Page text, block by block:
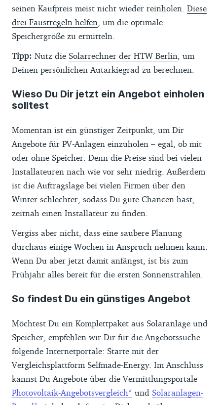
seinen Kaufpreis meist nicht wieder reinholen. Diese
drei Faustregeln helfen , um die optimale
Speichergröße zu ermitteln.
Tipp: Nutz die Solarrechner der HTW Berlin , um
Deinen persönlichen Autarkiegrad zu berechnen.
Wieso Du Dir jetzt ein Angebot einholen
solltest
Momentan ist ein günstiger Zeitpunkt, um Dir
Angebote für PV-Anlagen einzuholen – egal, ob mit
oder ohne Speicher. Denn die Preise sind bei vielen
Installateuren nach wie vor sehr niedrig. Außerdem
ist die Auftragslage bei vielen Firmen über den
Winter schlechter, sodass Du gute Chancen hast,
zeitnah einen Installateur zu finden.
Vergiss aber nicht, dass eine saubere Planung
durchaus einige Wochen in Anspruch nehmen kann.
Wenn Du aber jetzt damit anfängst, ist bis zum
Frühjahr alles bereit für die ersten Sonnenstrahlen.
So findest Du ein günstiges Angebot
Möchtest Du ein Komplettpaket aus Solaranlage und
Speicher, empfehlen wir Dir für die Angebotssuche
folgende Internetportale: Starte mit der
Vergleichsplattform Selfmade-Energy. Im Anschluss
kannst Du Angebote über die Vermittlungsportale
Photovoltaik-Angebotsvergleich
und Solaranlagen-